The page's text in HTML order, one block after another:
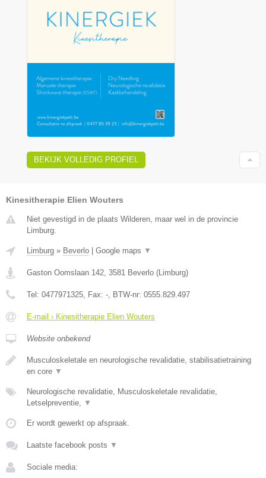
BEKIJK VOLLEDIG PROFIEL
Kinesitherapie Elien Wouters
Niet gevestigd in de plaats Wilderen, maar wel in de provincie
Limburg.
Limburg » Beverlo Google maps ▼
Gaston Oomslaan 142 3581 Beverlo ( Limburg)
Tel: 0477971325 , Fax: - , BTW-nr: 0555.829.497
E-mail › Kinesitherapie Elien Wouters
Website onbekend
Musculoskeletale en neurologische revalidatie, stabilisatietraining
en core ▼
Neurologische revalidatie, Musculoskeletale revalidatie,
Letselpreventie,
▼
Er wordt gewerkt op afspraak.
Laatste facebook posts ▼
Sociale media: